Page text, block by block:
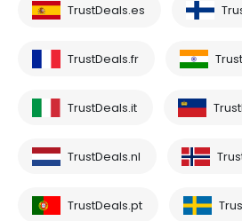
TrustDeals.es
TrustDeals.fr
TrustDeals.it
TrustDeals.nl
TrustDeals.pt